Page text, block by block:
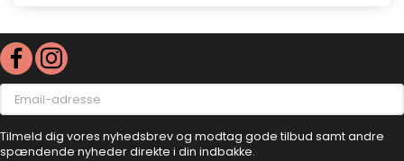
Email-
adresse
Tilmeld dig vores nyhedsbrev og modtag gode tilbud samt andre
spændende nyheder direkte i din indbakke.